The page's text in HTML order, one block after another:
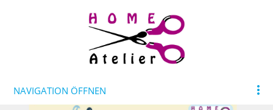
NAVIGATION ÖFFNEN